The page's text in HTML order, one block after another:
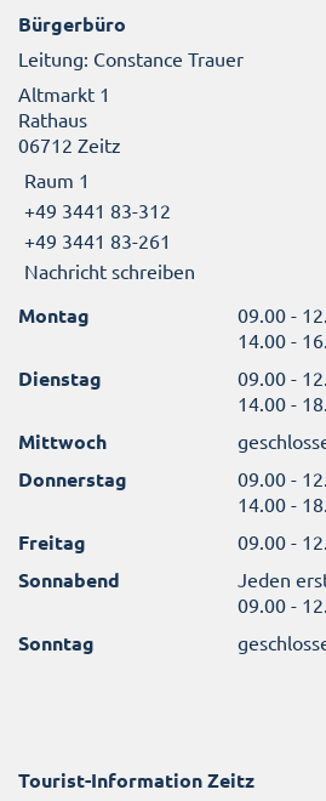
Bürgerbüro
Leitung: Constance Trauer
Altmarkt 1
Rathaus
06712 Zeitz
Raum 1
+49 3441 83-312
+49 3441 83-261
Nachricht schreiben
Montag
09.00 -
14.00 -
Dienstag
09.00 -
14.00 -
Mittwoch
Donnerstag
09.00 -
14.00 -
Freitag 09.00 -
Sonnabend
Jeden
09.00 -
Sonntag
Tourist-Information Zeitz